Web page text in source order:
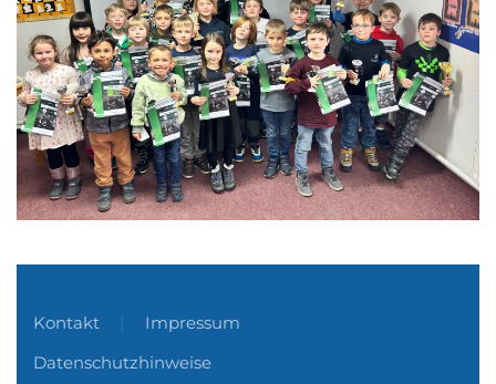
Kontakt
Impressum
Datenschutzhinweise